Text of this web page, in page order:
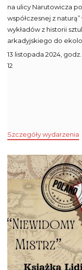
na ulicy Narutowicza
współczesnej z
wykładów z historii
arkadyjskiego do
13 listopada 2024,
12
Szczegóły wydarzenia